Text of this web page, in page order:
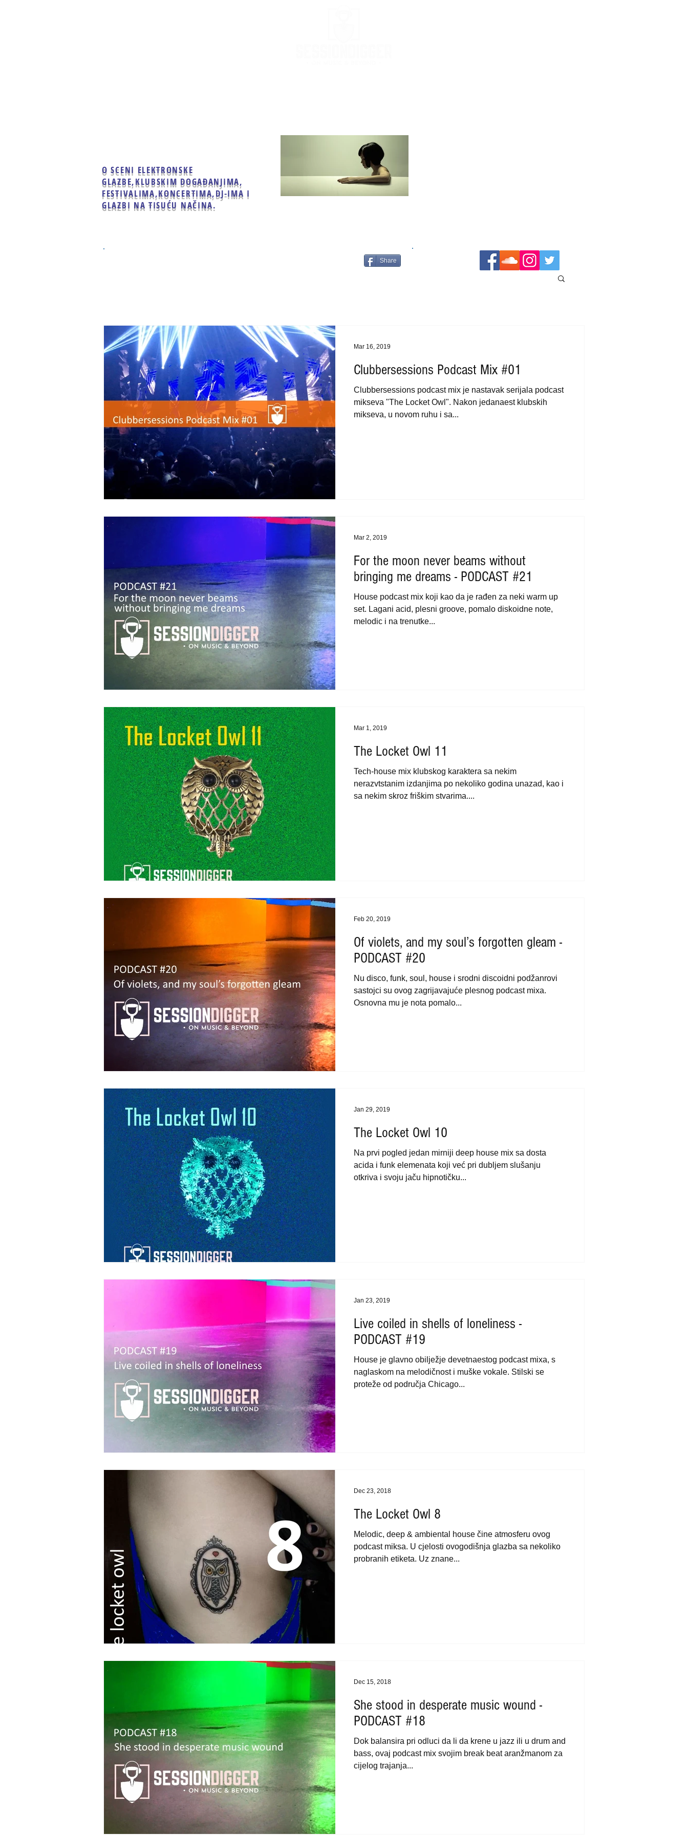
O SCENI ELEKTRONSKE
GLAZBE,KLUBSKIM DOGAĐANJIMA,
FESTIVALIMA,KONCERTIMA,DJ-IMA I
GLAZBI NA TISUĆU NAČINA.
Share
Clubbersessions Podcast Mix #01
Clubbersessions podcast mix je nastavak serijala podcast
mikseva "The Locket Owl". Nakon jedanaest klubskih
mikseva, u novom ruhu i sa...
Mar 16, 2019
For the moon never beams without
bringing me dreams - PODCAST #21
House podcast mix koji kao da je rađen za neki warm up
set. Lagani acid, plesni groove, pomalo diskoidne note,
melodic i na trenutke...
Mar 2, 2019
The Locket Owl 11
Tech-house mix klubskog karaktera sa nekim
nerazvtstanim izdanjima po nekoliko godina unazad, kao i
sa nekim skroz friškim stvarima....
Mar 1, 2019
Of violets, and my soul’s forgotten gleam -
PODCAST #20
Nu disco, funk, soul, house i srodni discoidni podžanrovi
sastojci su ovog zagrijavajuće plesnog podcast mixa.
Osnovna mu je nota pomalo...
Feb 20, 2019
The Locket Owl 10
Na prvi pogled jedan mirniji deep house mix sa dosta
acida i funk elemenata koji već pri dubljem slušanju
otkriva i svoju jaču hipnotičku...
Jan 29, 2019
Live coiled in shells of loneliness -
PODCAST #19
House je glavno obilježje devetnaestog podcast mixa, s
naglaskom na melodičnost i muške vokale. Stilski se
proteže od područja Chicago...
Jan 23, 2019
The Locket Owl 8
Melodic, deep & ambiental house čine atmosferu ovog
podcast miksa. U cjelosti ovogodišnja glazba sa nekoliko
probranih etiketa. Uz znane...
Dec 23, 2018
She stood in desperate music wound -
PODCAST #18
Dok balansira pri odluci da li da krene u jazz ili u drum and
bass, ovaj podcast mix svojim break beat aranžmanom za
cijelog trajanja...
Dec 15, 2018